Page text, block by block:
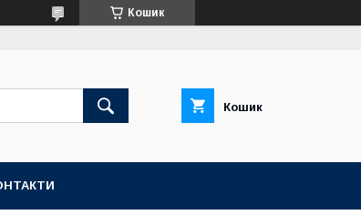
Кошик
Кошик